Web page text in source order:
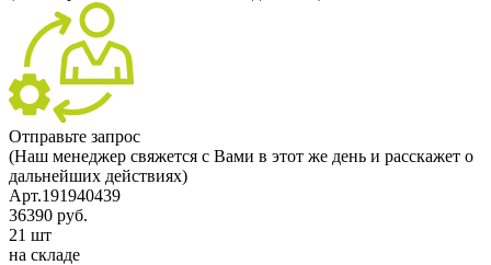
Отправьте запрос
(Наш менеджер свяжется с Вами в этот же день и расскажет о
дальнейших действиях)
Арт.191940439
36390 руб.
21 шт
на складе